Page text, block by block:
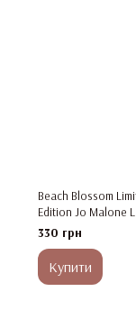
Beach Blossom
Edition Jo Malone
330 грн
Купити